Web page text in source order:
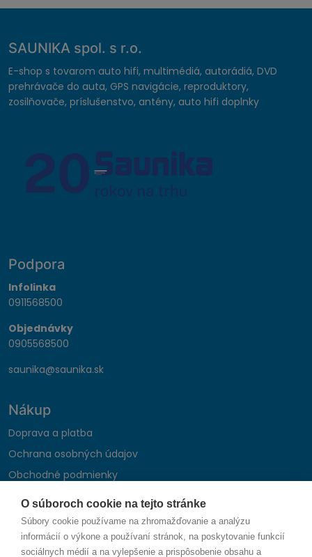
O súboroch cookie na tejto stránke
Súbory cookie používame na zhromažďovanie a analýzu
informácií o výkone a používaní stránok, na poskytovanie funkcií
sociálnych médií a na vylepšenie a prispôsobenie obsahu a
SAUNIKA spol. s r.o.
E-shop s tovarom auto hifi, multimédiá, autorádiá, DVD
prehrávače do auta, GPS navigácie, reproduktory,
zosilňovače, príslušenstvo, antény, auto hifi doplnky
Podpora
Infolinka
0911568500
Objednávky
0905568500
saunika@saunika.sk
Nákup
Doprava a platba
Ochrana osobných údajov
Obchodné podmienky
Reklamačný poriadok
Montáž autohifi
Formulár na odstúpenie od zmluvy